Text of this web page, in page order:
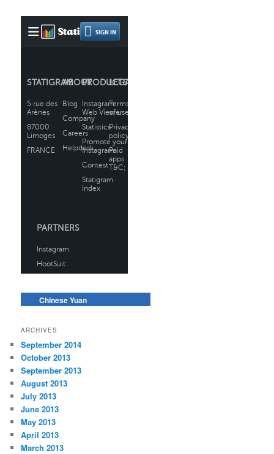
Chinese Yuan
ARCHIVES
September 2014
October 2013
September 2013
August 2013
July 2013
June 2013
May 2013
April 2013
March 2013